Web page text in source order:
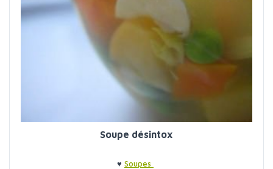
Soupe désintox
♥ Soupes